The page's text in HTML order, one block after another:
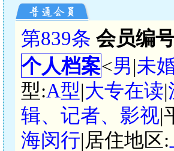
第839条 会员编
个人档案<男|未
型:A型|大专在读|
辑、记者、影视|
海闵行|居住地区: